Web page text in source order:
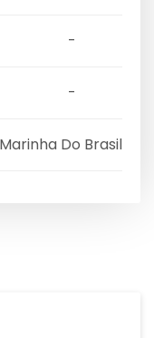
-
-
Marinha Do Brasil